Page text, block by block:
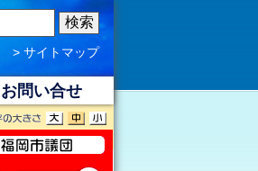
お問い合せ
> サイトマップ